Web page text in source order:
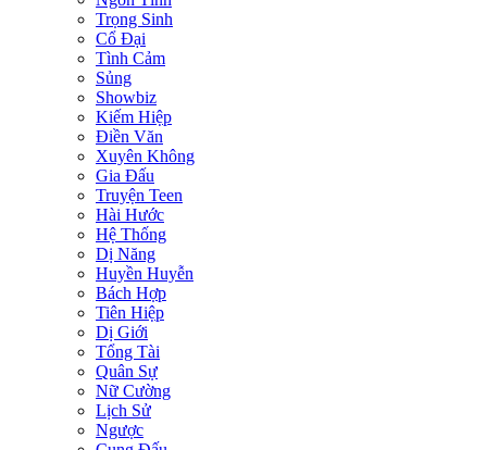
Trọng Sinh
Cổ Đại
Tình Cảm
Sủng
Showbiz
Kiếm Hiệp
Điền Văn
Xuyên Không
Gia Đấu
Truyện Teen
Hài Hước
Hệ Thống
Dị Năng
Huyền Huyễn
Bách Hợp
Tiên Hiệp
Dị Giới
Tổng Tài
Quân Sự
Nữ Cường
Lịch Sử
Ngược